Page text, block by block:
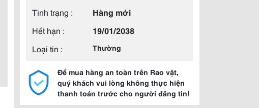
Tình trạng :
Hàng mới
Hết hạn :
19/01/2038
Loại tin :
Thường
Để mua hàng an toàn trên Rao vặt,
quý khách vui lòng không thực hiện
thanh toán trước cho người đăng tin!